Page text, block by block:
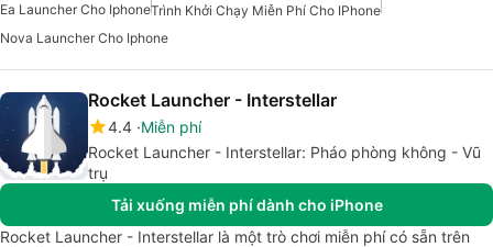
Ea Launcher Cho IphoneTrình Khởi Chạy Miễn Phí Cho IPhone
Nova Launcher Cho Iphone
Rocket Launcher - Interstellar
4.4 Miễn phí
Rocket Launcher - Interstellar: Pháo phòng không - Vũ
trụ
Tải xuống miễn phí dành cho iPhone
Rocket Launcher - Interstellar là một trò chơi miễn phí có sẵn trên